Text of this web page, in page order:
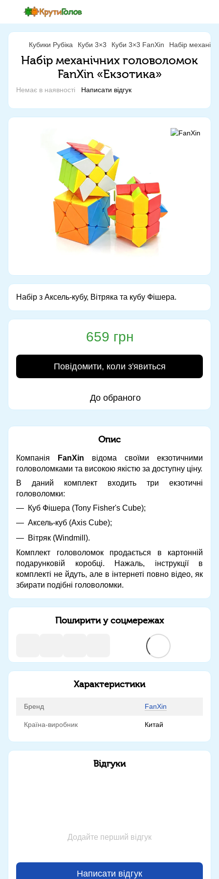
Кубики Рубіка Куби 3×3 Куби 3×3 FanXin Набір
Набір механічних головоломок
FanXin «Екзотика»
Немає в наявності Написати відгук
Набір з Аксель-кубу, Вітряка та кубу Фішера.
659 грн
Повідомити, коли з'явиться
До обраного
Опис
Компанія FanXin відома своїми екзотичними
головоломками та високою якістю за доступну ціну.
В даний комплект входить три екзотичні
головоломки:
Куб Фішера (Tony Fisher's Cube);
Аксель-куб (Axis Cube);
Вітряк (Windmill).
Комплект головоломок продається в картонній
подарунковій коробці. Нажаль, інструкції в
комплекті не йдуть, але в інтернеті повно відео, як
збирати подібні головоломки.
Поширити у соцмережах
Характеристики
Бренд FanXin
Країна-виробник Китай
Відгуки
Додайте перший відгук
Написати відгук